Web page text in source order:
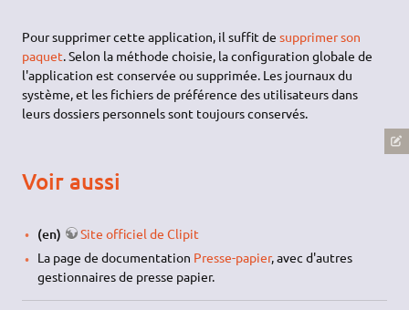
Pour supprimer cette application, il suffit desupprimer son
paquet. Selon la méthode choisie, la configuration globale de
l'application est conservée ou supprimée. Les journaux du
système, et les fichiers de préférence des utilisateurs dans
leurs dossiers personnels sont toujours conservés.
Voir aussi
(en)
Site officiel de Clipit
La page de documentation Presse-papier, avec d'autres
gestionnaires de presse papier.